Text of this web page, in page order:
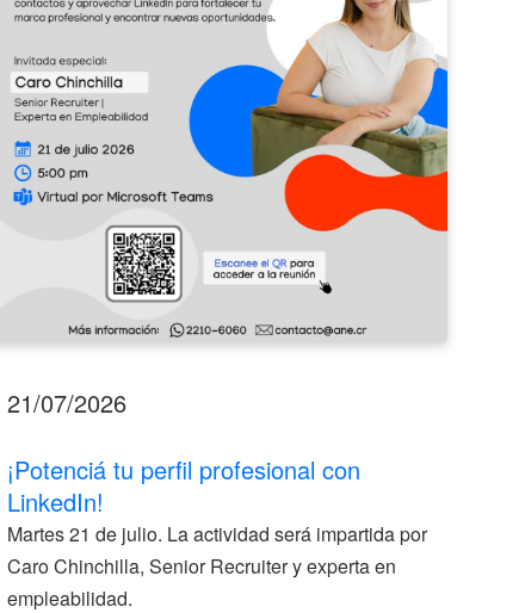
LinkedIn!
21/07/2026
¡Potenciá tu perfil profesional con
LinkedIn!
Martes 21 de julio. La actividad será impartida por
Caro Chinchilla, Senior Recruiter y experta en
empleabilidad.